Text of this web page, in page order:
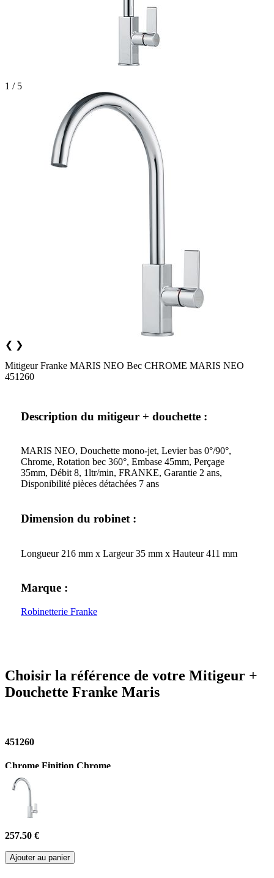
1 / 5
❮ ❯
Mitigeur Franke MARIS NEO Bec CHROME MARIS NEO
451260
Description du mitigeur + douchette :
MARIS NEO, Douchette mono-jet, Levier bas 0°/90°,
Chrome, Rotation bec 360°, Embase 45mm, Perçage
35mm, Débit 8, 1ltr/min, FRANKE, Garantie 2 ans,
Disponibilité pièces détachées 7 ans
Dimension du robinet :
Longueur 216 mm x Largeur 35 mm x Hauteur 411 mm
Marque :
Robinetterie Franke
Choisir la référence de votre Mitigeur +
Douchette Franke Maris
451260
Chrome Finition Chrome
257.50 €
Ajouter au panier